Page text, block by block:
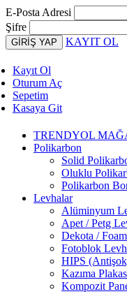
E-Posta Adresi
Şifre
KAYIT OL
Kayıt Ol
Oturum Aç
Sepetim
Kasaya Git
TRENDYOL
Polikarbon
Solid
Oluklu
Polikarbon
Levhalar
Alüminyum
Apet / Petg
Dekota /
Fotoblok
HIPS
Kazıma
Kompozit